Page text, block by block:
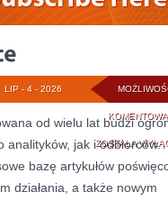
ZOSTAŁA
LIP - 4 - 2026
od wielu lat budzi
analityków, jak i odbiorców.
bazę artykułów
działania, a także nowym